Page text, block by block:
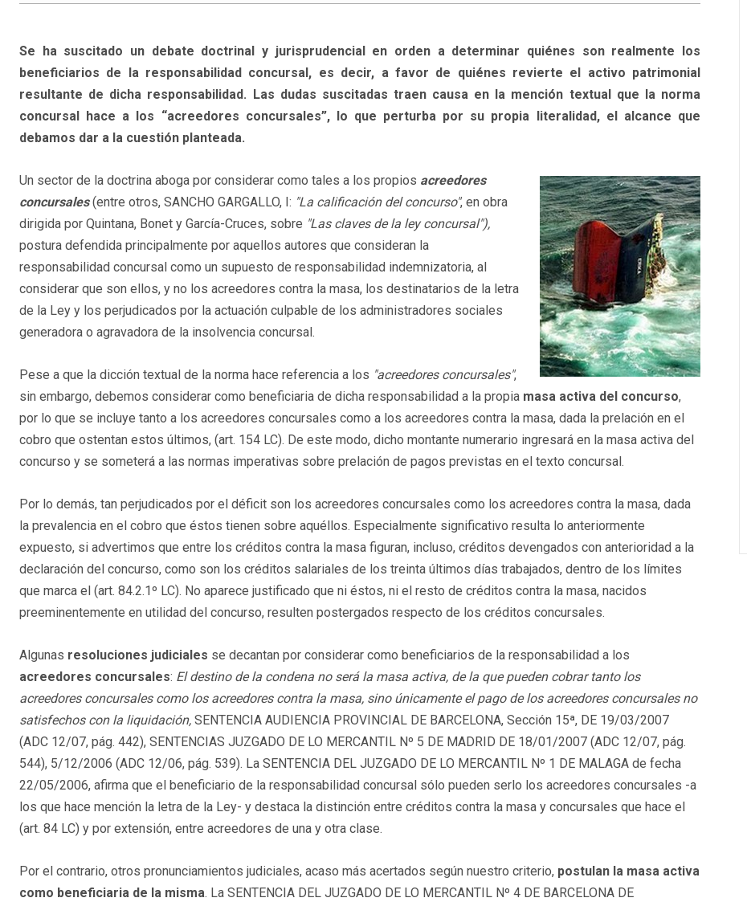
Se ha suscitado un debate doctrinal y jurisprudencial en orden a determinar quiénes son realmente los
beneficiarios de la responsabilidad concursal, es decir, a favor de quiénes revierte el activo patrimonial
resultante de dicha responsabilidad. Las dudas suscitadas traen causa en la mención textual que la norma
concursal hace a los “acreedores concursales”, lo que perturba por su propia literalidad, el alcance que
debamos dar a la cuestión planteada.
Un sector de la doctrina aboga por considerar como tales a los propios acreedores
concursales(entre otros, SANCHO GARGALLO, I: "La calificación del concurso", en obra
dirigida por Quintana, Bonet y García-Cruces, sobre "Las claves de la ley concursal"),
postura defendida principalmente por aquellos autores que consideran la
responsabilidad concursal como un supuesto de responsabilidad indemnizatoria, al
considerar que son ellos, y no los acreedores contra la masa, los destinatarios de la letra
de la Ley y los perjudicados por la actuación culpable de los administradores sociales
generadora o agravadora de la insolvencia concursal.
Pese a que la dicción textual de la norma hace referencia a los "acreedores concursales",
sin embargo, debemos considerar como beneficiaria de dicha responsabilidad a la propia masa activa del concurso,
por lo que se incluye tanto a los acreedores concursales como a los acreedores contra la masa, dada la prelación en el
cobro que ostentan estos últimos, (art. 154 LC). De este modo, dicho montante numerario ingresará en la masa activa del
concurso y se someterá a las normas imperativas sobre prelación de pagos previstas en el texto concursal.
Por lo demás, tan perjudicados por el déficit son los acreedores concursales como los acreedores contra la masa, dada
la prevalencia en el cobro que éstos tienen sobre aquéllos. Especialmente significativo resulta lo anteriormente
expuesto, si advertimos que entre los créditos contra la masa figuran, incluso, créditos devengados con anterioridad a la
declaración del concurso, como son los créditos salariales de los treinta últimos días trabajados, dentro de los límites
que marca el (art. 84.2.1º LC). No aparece justificado que ni éstos, ni el resto de créditos contra la masa, nacidos
preeminentemente en utilidad del concurso, resulten postergados respecto de los créditos concursales.
Algunas resoluciones judiciales se decantan por considerar como beneficiarios de la responsabilidad a los
acreedores concursales: El destino de la condena no será la masa activa, de la que pueden cobrar tanto los
acreedores concursales como los acreedores contra la masa, sino únicamente el pago de los acreedores concursales no
satisfechos con la liquidación, SENTENCIA AUDIENCIA PROVINCIAL DE BARCELONA, Sección 15ª, DE 19/03/2007
(ADC 12/07, pág. 442), SENTENCIAS JUZGADO DE LO MERCANTIL Nº 5 DE MADRID DE 18/01/2007 (ADC 12/07, pág.
544), 5/12/2006 (ADC 12/06, pág. 539). La SENTENCIA DEL JUZGADO DE LO MERCANTIL Nº 1 DE MALAGA de fecha
22/05/2006, afirma que el beneficiario de la responsabilidad concursal sólo pueden serlo los acreedores concursales -a
los que hace mención la letra de la Ley- y destaca la distinción entre créditos contra la masa y concursales que hace el
(art. 84 LC) y por extensión, entre acreedores de una y otra clase.
Por el contrario, otros pronunciamientos judiciales, acaso más acertados según nuestro criterio, postulan la masa activa
como beneficiaria de la misma. La SENTENCIA DEL JUZGADO DE LO MERCANTIL Nº 4 DE BARCELONA DE